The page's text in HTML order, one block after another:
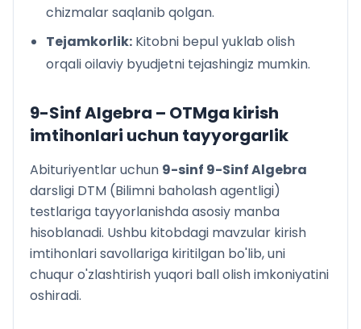
chizmalar saqlanib qolgan.
Tejamkorlik: Kitobni bepul yuklab olish
orqali oilaviy byudjetni tejashingiz mumkin.
9-Sinf Algebra – OTMga kirish
imtihonlari uchun tayyorgarlik
Abituriyentlar uchun 9-sinf 9-Sinf Algebra
darsligi DTM (Bilimni baholash agentligi)
testlariga tayyorlanishda asosiy manba
hisoblanadi. Ushbu kitobdagi mavzular kirish
imtihonlari savollariga kiritilgan bo'lib, uni
chuqur o'zlashtirish yuqori ball olish imkoniyatini
oshiradi.